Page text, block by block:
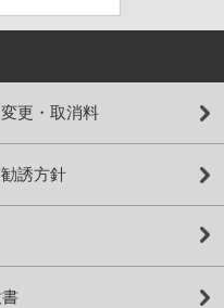
変更・取消料
勧誘方針